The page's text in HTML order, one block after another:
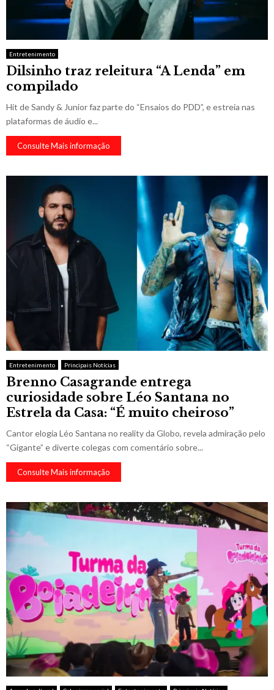
Entretenimento
Dilsinho traz releitura “A Lenda” em
compilado
Hit de Sandy & Junior faz parte do “Ensaios do PDD”, e estreia nas
plataformas de áudio e...
Consulte Mais informação
Entretenimento Principais Notícias
Brenno Casagrande entrega
curiosidade sobre Léo Santana no
Estrela da Casa: “É muito cheiroso”
Cantor elogia Léo Santana no reality da Globo, revela admiração pelo
“Gigante” e diverte colegas com comentário sobre...
Consulte Mais informação